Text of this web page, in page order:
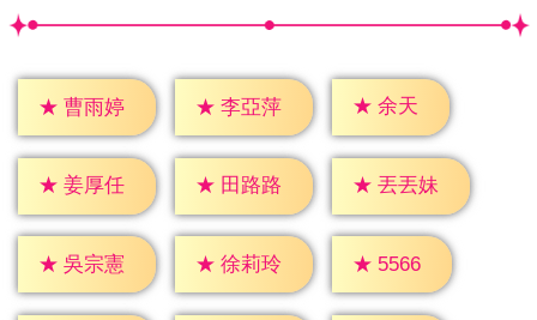
★ 曹雨婷 ★ 李亞萍 ★ 余天
★ 姜厚任 ★ 田路路 ★ 丟丟妹
★ 吳宗憲 ★ 徐莉玲 ★ 5566